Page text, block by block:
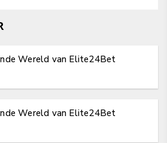
Wereld van Elite24Bet
Wereld van Elite24Bet